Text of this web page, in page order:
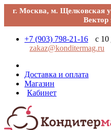
г. Москва, м. Щелковская
Вектор
+7 (903) 798-21-16
с 10
zakaz@konditermag.ru
Доставка и оплата
Магазин
Кабинет